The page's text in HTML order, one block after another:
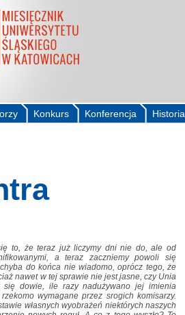
Historia
Konferencja
Konkurs
to, że teraz już liczymy dni nie do, ale od
a teraz zaczniemy powoli się
do końca nie wiadomo, oprócz tego, że
nawet w tej sprawie nie jest jasne, czy Unia
dowie, ile razy nadużywano jej imienia
wymagane przez srogich komisarzy.
własnych wyobrażeń niektórych naszych